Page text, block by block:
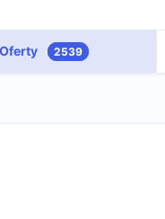
Oferty 2539